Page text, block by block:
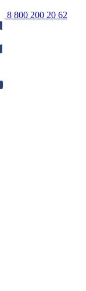
8 800 200 20 62